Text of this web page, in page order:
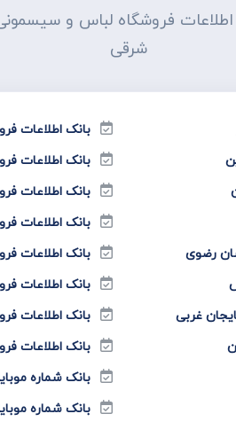
اطلاعات فروشگاه لباس و
شرقی
بانک اطلاعات
بانک اطلاعات
بانک اطلاعات
بانک اطلاعات
رضوی
بانک اطلاعات
بانک اطلاعات
غربی
بانک اطلاعات
بانک اطلاعات
بانک شماره
بانک شماره